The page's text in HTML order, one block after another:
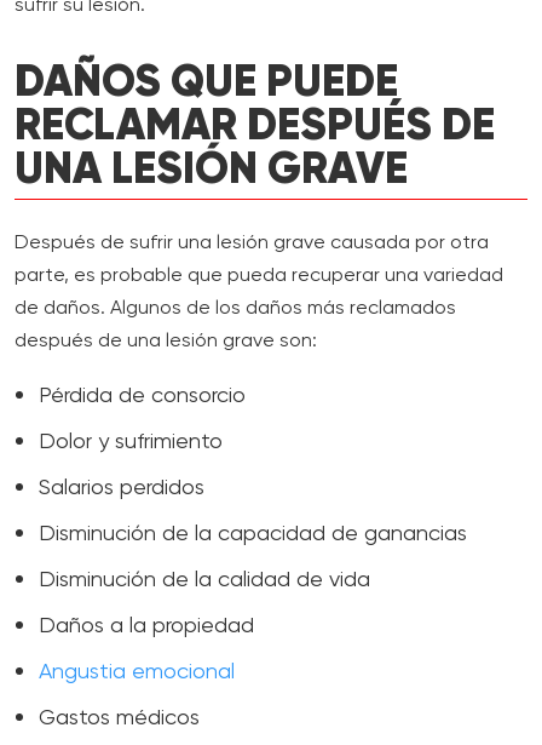
sufrir su lesión.
DAÑOS QUE PUEDE
RECLAMAR DESPUÉS DE
UNA LESIÓN GRAVE
Después de sufrir una lesión grave causada por otra
parte, es probable que pueda recuperar una variedad
de daños. Algunos de los daños más reclamados
después de una lesión grave son:
Pérdida de consorcio
Dolor y sufrimiento
Salarios perdidos
Disminución de la capacidad de ganancias
Disminución de la calidad de vida
Daños a la propiedad
Angustia emocional
Gastos médicos